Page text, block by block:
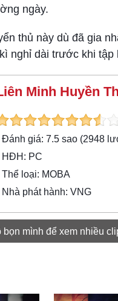
ngày.
thủ này dù đã gia
nghỉ dài trước khi
Minh Huyền
Đánh giá: 7.5 sao (2948
HĐH: PC
Thể loại: MOBA
Nhà phát hành: VNG
bọn mình để xem nhiều